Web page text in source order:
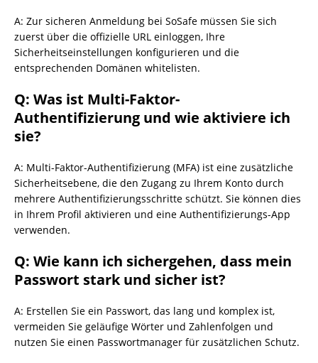
A: Zur sicheren Anmeldung bei SoSafe müssen Sie sich
zuerst über die offizielle URL einloggen, Ihre
Sicherheitseinstellungen konfigurieren und die
entsprechenden Domänen whitelisten.
Q: Was ist Multi-Faktor-
Authentifizierung und wie aktiviere ich
sie?
A: Multi-Faktor-Authentifizierung (MFA) ist eine zusätzliche
Sicherheitsebene, die den Zugang zu Ihrem Konto durch
mehrere Authentifizierungsschritte schützt. Sie können dies
in Ihrem Profil aktivieren und eine Authentifizierungs-App
verwenden.
Q: Wie kann ich sichergehen, dass mein
Passwort stark und sicher ist?
A: Erstellen Sie ein Passwort, das lang und komplex ist,
vermeiden Sie geläufige Wörter und Zahlenfolgen und
nutzen Sie einen Passwortmanager für zusätzlichen Schutz.